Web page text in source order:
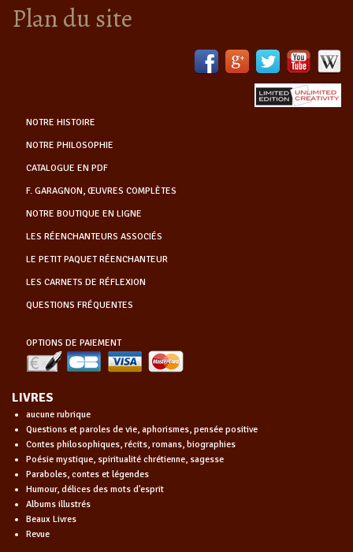
Plan du site
NOTRE HISTOIRE
NOTRE PHILOSOPHIE
CATALOGUE EN PDF
F. GARAGNON, ŒUVRES COMPLÈTES
NOTRE BOUTIQUE EN LIGNE
LES RÉENCHANTEURS ASSOCIÉS
LE PETIT PAQUET RÉENCHANTEUR
LES CARNETS DE RÉFLEXION
QUESTIONS FRÉQUENTES
OPTIONS DE PAIEMENT
LIVRES
aucune rubrique
Questions et paroles de vie, aphorismes, pensée positive
Contes philosophiques, récits, romans, biographies
Poésie mystique, spiritualité chrétienne, sagesse
Paraboles, contes et légendes
Humour, délices des mots d'esprit
Albums illustrés
Beaux Livres
Revue